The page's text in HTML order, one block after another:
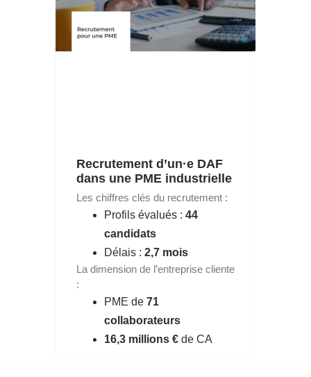
Recrutement d’un·e DAF
dans une PME industrielle
Les chiffres clés du recrutement :
Profils évalués : 44
candidats
Délais : 2,7 mois
La dimension de l’entreprise cliente
:
PME de 71
collaborateurs
16,3 millions € de CA